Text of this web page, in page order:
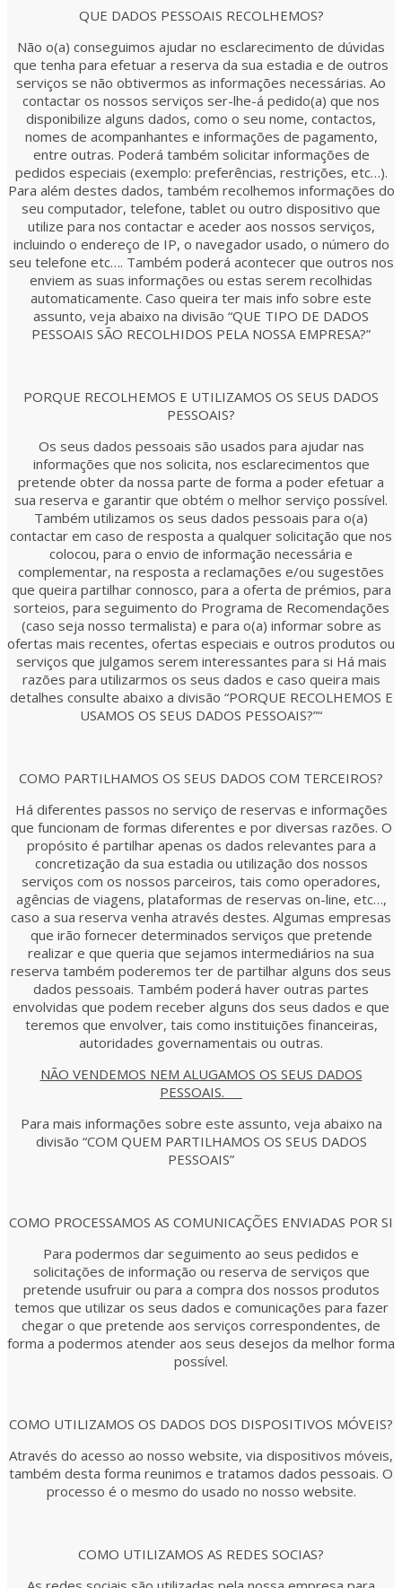
QUE DADOS PESSOAIS RECOLHEMOS?
Não o(a) conseguimos ajudar no esclarecimento de dúvidas
que tenha para efetuar a reserva da sua estadia e de outros
serviços se não obtivermos as informações necessárias. Ao
contactar os nossos serviços ser-lhe-á pedido(a) que nos
disponibilize alguns dados, como o seu nome, contactos,
nomes de acompanhantes e informações de pagamento,
entre outras. Poderá também solicitar informações de
pedidos especiais (exemplo: preferências, restrições, etc…).
Para além destes dados, também recolhemos informações do
seu computador, telefone, tablet ou outro dispositivo que
utilize para nos contactar e aceder aos nossos serviços,
incluindo o endereço de IP, o navegador usado, o número do
seu telefone etc…. Também poderá acontecer que outros nos
enviem as suas informações ou estas serem recolhidas
automaticamente. Caso queira ter mais info sobre este
assunto, veja abaixo na divisão “QUE TIPO DE DADOS
PESSOAIS SÃO RECOLHIDOS PELA NOSSA EMPRESA?”
PORQUE RECOLHEMOS E UTILIZAMOS OS SEUS DADOS
PESSOAIS?
Os seus dados pessoais são usados para ajudar nas
informações que nos solicita, nos esclarecimentos que
pretende obter da nossa parte de forma a poder efetuar a
sua reserva e garantir que obtém o melhor serviço possível.
Também utilizamos os seus dados pessoais para o(a)
contactar em caso de resposta a qualquer solicitação que nos
colocou, para o envio de informação necessária e
complementar, na resposta a reclamações e/ou sugestões
que queira partilhar connosco, para a oferta de prémios, para
sorteios, para seguimento do Programa de Recomendações
(caso seja nosso termalista) e para o(a) informar sobre as
ofertas mais recentes, ofertas especiais e outros produtos ou
serviços que julgamos serem interessantes para si Há mais
razões para utilizarmos os seus dados e caso queira mais
detalhes consulte abaixo a divisão “PORQUE RECOLHEMOS E
USAMOS OS SEUS DADOS PESSOAIS?”“
COMO PARTILHAMOS OS SEUS DADOS COM TERCEIROS?
Há diferentes passos no serviço de reservas e informações
que funcionam de formas diferentes e por diversas razões. O
propósito é partilhar apenas os dados relevantes para a
concretização da sua estadia ou utilização dos nossos
serviços com os nossos parceiros, tais como operadores,
agências de viagens, plataformas de reservas on-line, etc…,
caso a sua reserva venha através destes. Algumas empresas
que irão fornecer determinados serviços que pretende
realizar e que queria que sejamos intermediários na sua
reserva também poderemos ter de partilhar alguns dos seus
dados pessoais. Também poderá haver outras partes
envolvidas que podem receber alguns dos seus dados e que
teremos que envolver, tais como instituições financeiras,
autoridades governamentais ou outras.
NÃO VENDEMOS NEM ALUGAMOS OS SEUS DADOS
PESSOAIS.
Para mais informações sobre este assunto, veja abaixo na
divisão “COM QUEM PARTILHAMOS OS SEUS DADOS
PESSOAIS”
COMO PROCESSAMOS AS COMUNICAÇÕES ENVIADAS POR SI
Para podermos dar seguimento ao seus pedidos e
solicitações de informação ou reserva de serviços que
pretende usufruir ou para a compra dos nossos produtos
temos que utilizar os seus dados e comunicações para fazer
chegar o que pretende aos serviços correspondentes, de
forma a podermos atender aos seus desejos da melhor forma
possível.
COMO UTILIZAMOS OS DADOS DOS DISPOSITIVOS MÓVEIS?
Através do acesso ao nosso website, via dispositivos móveis,
também desta forma reunimos e tratamos dados pessoais. O
processo é o mesmo do usado no nosso website.
COMO UTILIZAMOS AS REDES SOCIAS?